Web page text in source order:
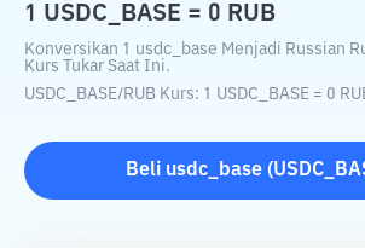
1 USDC_BASE = 0 RUB
Konversikan 1 usdc_base Menjadi Russian
Kurs Tukar Saat Ini.
USDC_BASE/RUB Kurs: 1 USDC_BASE = 0
Beli usdc_base (